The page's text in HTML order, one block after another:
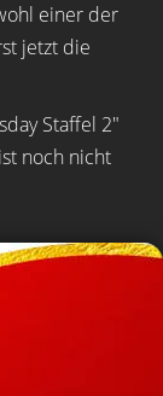
einer der
jetzt die
Staffel 2"
noch nicht